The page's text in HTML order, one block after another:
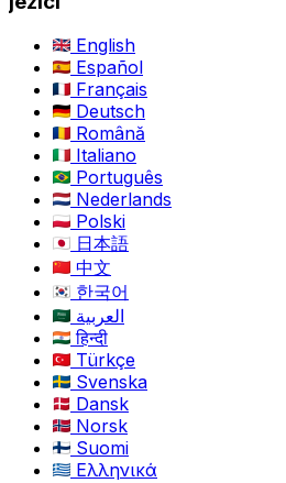
English
Español
Français
Deutsch
Română
Italiano
Português
Nederlands
Polski
日本語
中文
한국어
العربية
हिन्दी
Türkçe
Svenska
Dansk
Norsk
Suomi
Ελληνικά